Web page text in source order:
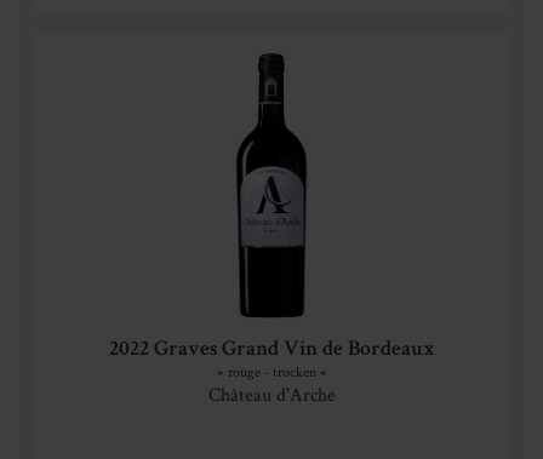
2022 Graves Grand Vin de Bordeaux
» rouge - trocken «
Château d'Arche